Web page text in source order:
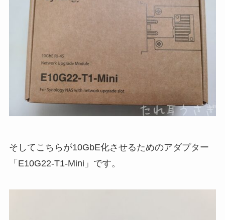
そしてこちらが10GbE化させるためのアダプター
「E10G22-T1-Mini」です。